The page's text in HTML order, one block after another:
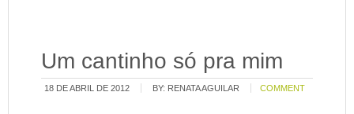
Um cantinho só pra mim
18 DE ABRIL DE 2012 BY: RENATA AGUILAR COMMENT